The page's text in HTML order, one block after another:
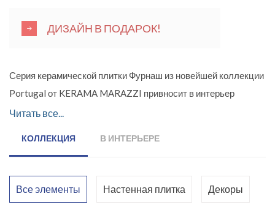
ДИЗАЙН В ПОДАРОК!
Серия керамической плитки Фурнаш из новейшей коллекции
Portugal от KERAMA MARAZZI привносит в интерьер
свежесть и красоту весеннего утра. Коллекция
цветочными декорами. Зеленые, белые, розовые оттенки
Читать все...
КОЛЛЕКЦИЯ В ИНТЕРЬЕРЕ
Все элементы Настенная плитка Декоры